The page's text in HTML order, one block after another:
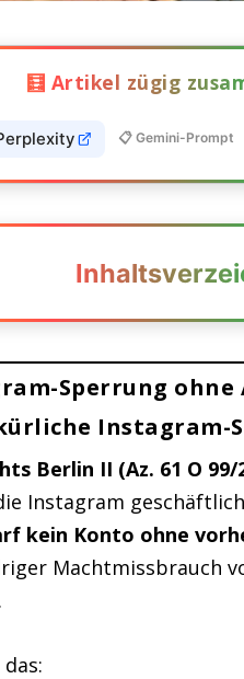
🧮 Artikel zügig
📋 Gemini-Prompt
Sperrung ohne
des Urteils
Händler, Influencer und
für Betroffene
und Rechtsstaat
Sperrung
Instagram-
Berlin II (Az. 61 O
Instagram
kein Konto ohne
Machtmissbrauch